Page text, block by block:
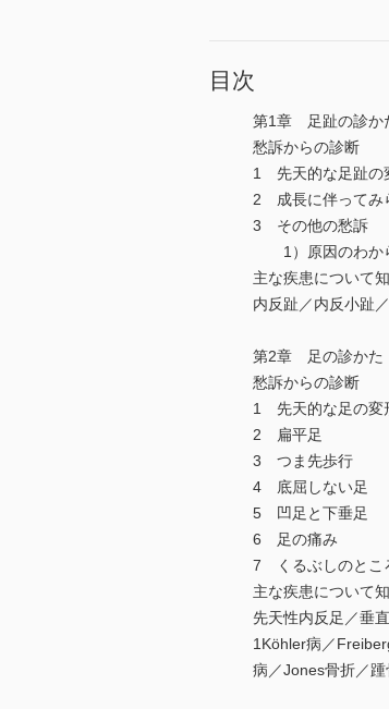
目次
第1章 足趾の診か
愁訴からの診断
1 先天的な足趾
2 成長に伴ってみ
3 その他の愁訴
1）原因のわか
主な疾患について
内反趾／内反小趾
第2章 足の診かた
愁訴からの診断
1 先天的な足の
2 扁平足
3 つま先歩行
4 底屈しない足
5 凹足と下垂足
6 足の痛み
7 くるぶしのとこ
主な疾患について
先天性内反足／垂
1Köhler病／
病／Jones骨折／踵